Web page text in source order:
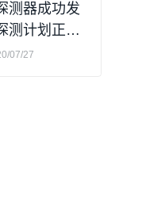
测器成功发
测计划正式
07/27